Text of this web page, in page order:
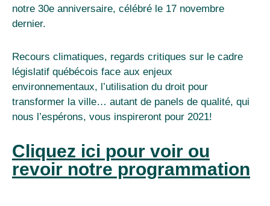
notre 30e anniversaire, célébré le 17 novembre
dernier.
Recours climatiques, regards critiques sur le cadre
législatif québécois face aux enjeux
environnementaux, l’utilisation du droit pour
transformer la ville… autant de panels de qualité, qui
nous l’espérons, vous inspireront pour 2021!
Cliquez ici pour voir ou
revoir notre programmation